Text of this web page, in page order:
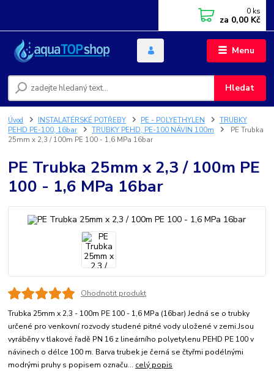
Menu
Hledat
0 ks
za 0,00 Kč
Úvod INSTALATÉRSKÉ POTŘEBY PE - POLYETHYLEN
TRUBKY
PEHD PE-100, 16bar
TRUBKY PEHD, PE-100 NÁVIN 100m
PE Trubka
25mm x 2,3 / 100m PE 100 - 1,6 MPa 16bar
PE Trubka 25mm x 2,3 / 100m PE
100 - 1,6 MPa 16bar
Ohodnotit produkt
Trubka 25mm x 2,3 - 100m PE 100 - 1,6 MPa (16bar) Jedná se o trubky
určené pro venkovní rozvody studené pitné vody uložené v zemi.Jsou
vyráběny v tlakové řadě PN 16 z lineárního polyetylenu PEHD PE 100 v
návinech o délce 100 m. Barva trubek je černá se čtyřmi podélnými
modrými pruhy s popisem označu... celý popis